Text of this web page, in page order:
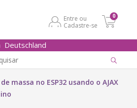
Entre ou
Cadastre-se
0
Deutschland
massa no ESP32 usando o AJAX